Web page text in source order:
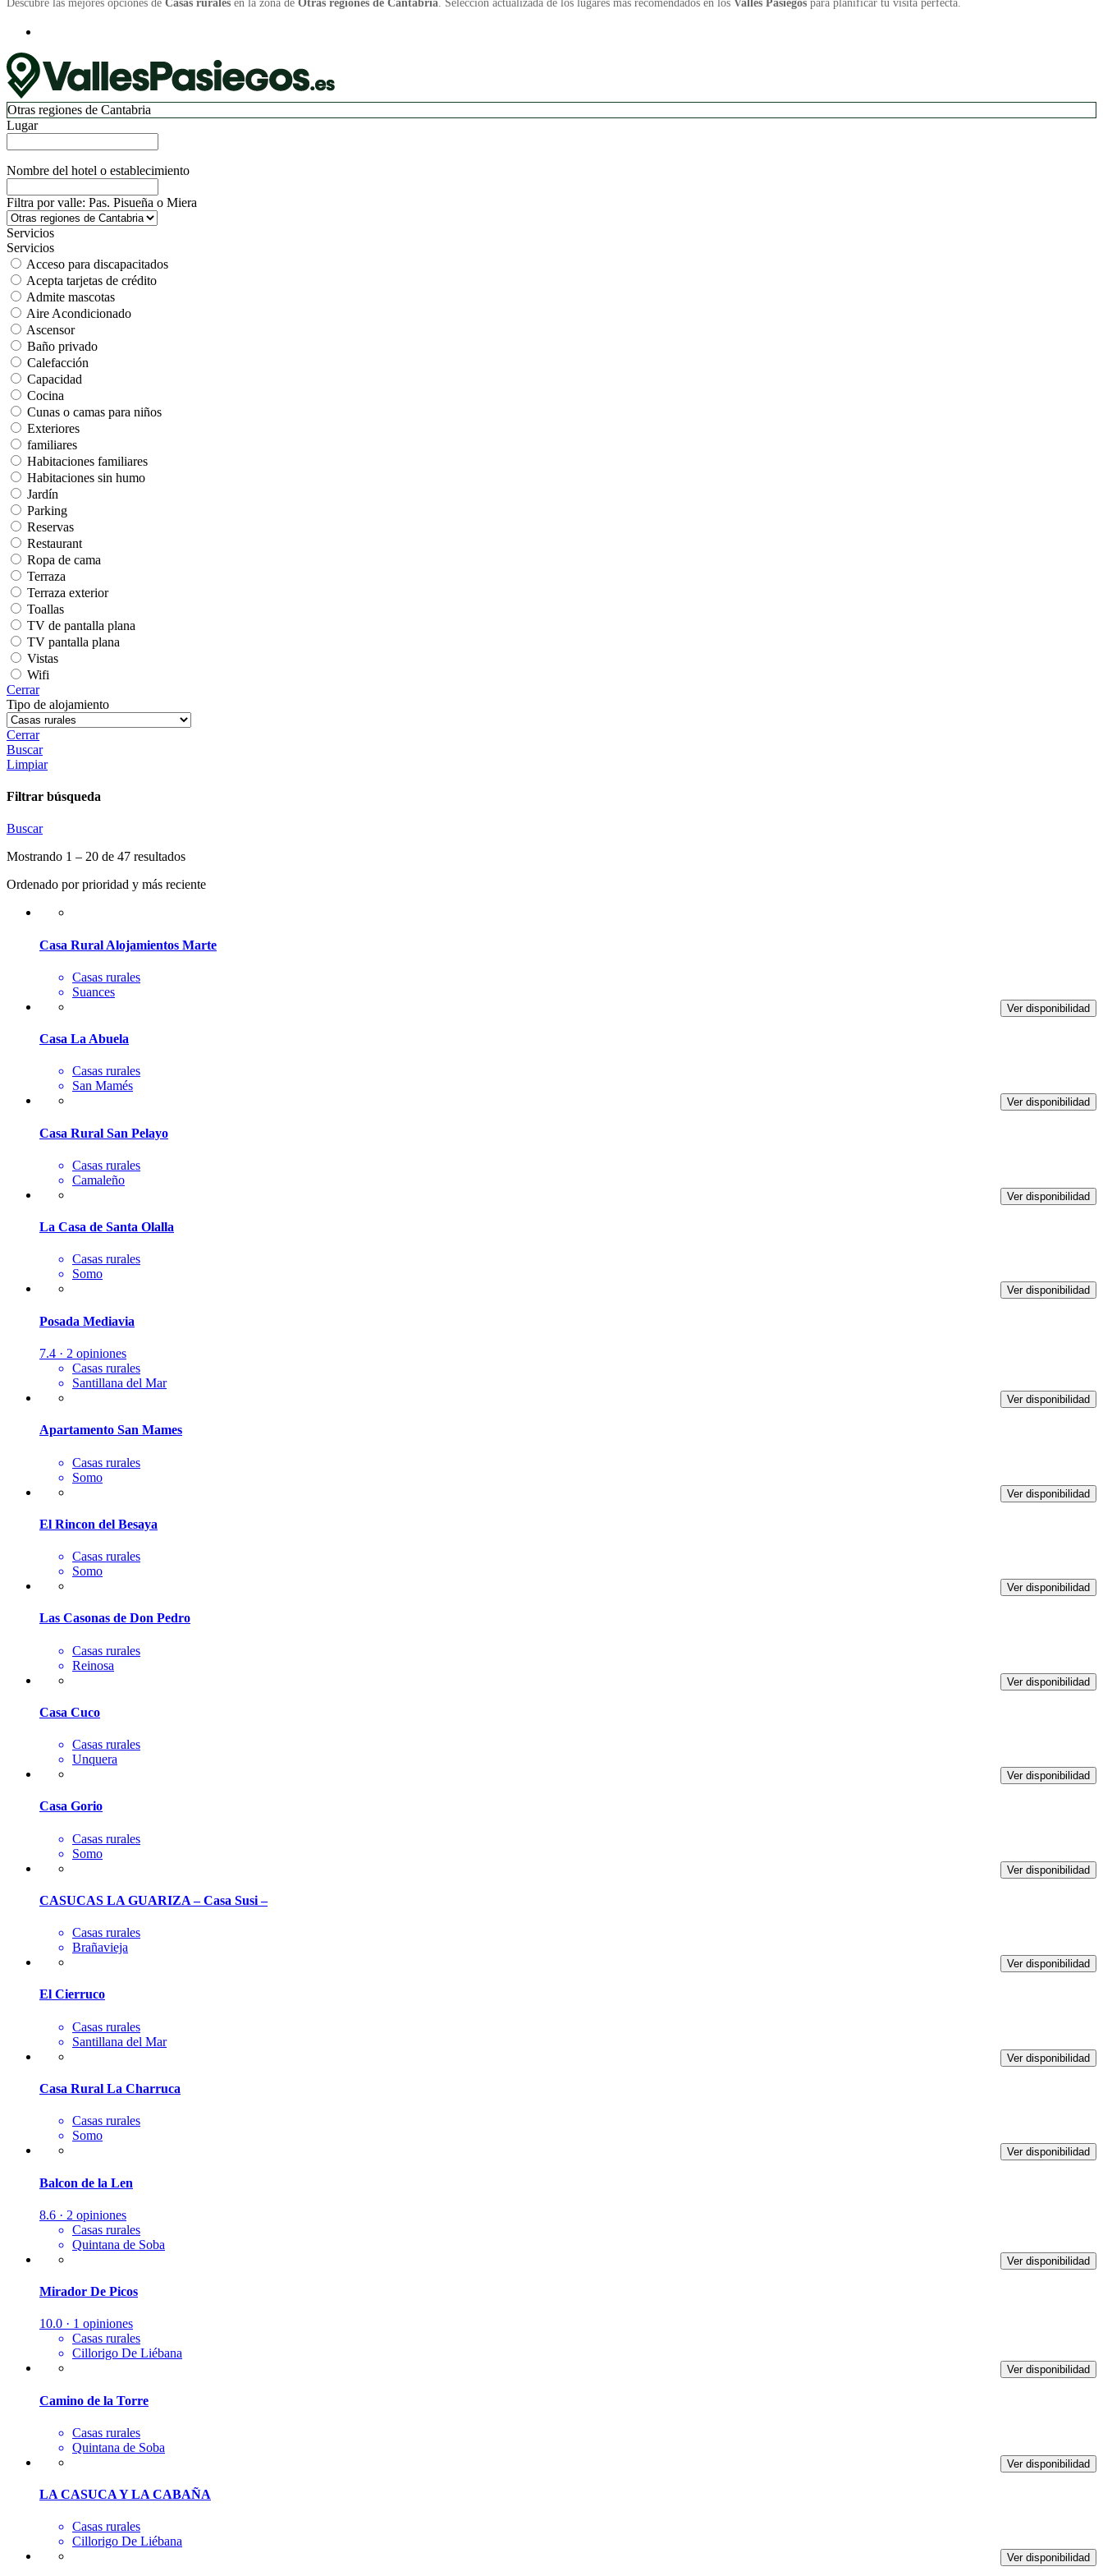
Descubre las mejores opciones de Casas rurales en la zona de Otras regiones de Cantabria . Selección actualizada de los lugares más recomendados en los Valles Pasiegos para planificar tu visita perfecta.
Otras regiones de Cantabria
Lugar
Nombre del hotel o establecimiento
Filtra por valle: Pas. Pisueña o Miera
Servicios
Servicios
Acceso para discapacitados
Acepta tarjetas de crédito
Admite mascotas
Aire Acondicionado
Ascensor
Baño privado
Calefacción
Capacidad
Cocina
Cunas o camas para niños
Exteriores
familiares
Habitaciones familiares
Habitaciones sin humo
Jardín
Parking
Reservas
Restaurant
Ropa de cama
Terraza
Terraza exterior
Toallas
TV de pantalla plana
TV pantalla plana
Vistas
Wifi
Cerrar
Tipo de alojamiento
Cerrar
Buscar
Limpiar
Filtrar búsqueda
Buscar
Mostrando 1 – 20 de 47 resultados
Ordenado por prioridad y más reciente
Casa Rural Alojamientos Marte
Casas rurales
Suances
Ver disponibilidad
Casa La Abuela
Casas rurales
San Mamés
Ver disponibilidad
Casa Rural San Pelayo
Casas rurales
Camaleño
Ver disponibilidad
La Casa de Santa Olalla
Casas rurales
Somo
Ver disponibilidad
Posada Mediavia
7.4 · 2 opiniones
Casas rurales
Santillana del Mar
Ver disponibilidad
Apartamento San Mames
Casas rurales
Somo
Ver disponibilidad
El Rincon del Besaya
Casas rurales
Somo
Ver disponibilidad
Las Casonas de Don Pedro
Casas rurales
Reinosa
Ver disponibilidad
Casa Cuco
Casas rurales
Unquera
Ver disponibilidad
Casa Gorio
Casas rurales
Somo
Ver disponibilidad
CASUCAS LA GUARIZA – Casa Susi –
Casas rurales
Brañavieja
Ver disponibilidad
El Cierruco
Casas rurales
Santillana del Mar
Ver disponibilidad
Casa Rural La Charruca
Casas rurales
Somo
Ver disponibilidad
Balcon de la Len
8.6 · 2 opiniones
Casas rurales
Quintana de Soba
Ver disponibilidad
Mirador De Picos
10.0 · 1 opiniones
Casas rurales
Cillorigo De Liébana
Ver disponibilidad
Camino de la Torre
Casas rurales
Quintana de Soba
Ver disponibilidad
LA CASUCA Y LA CABAÑA
Casas rurales
Cillorigo De Liébana
Ver disponibilidad